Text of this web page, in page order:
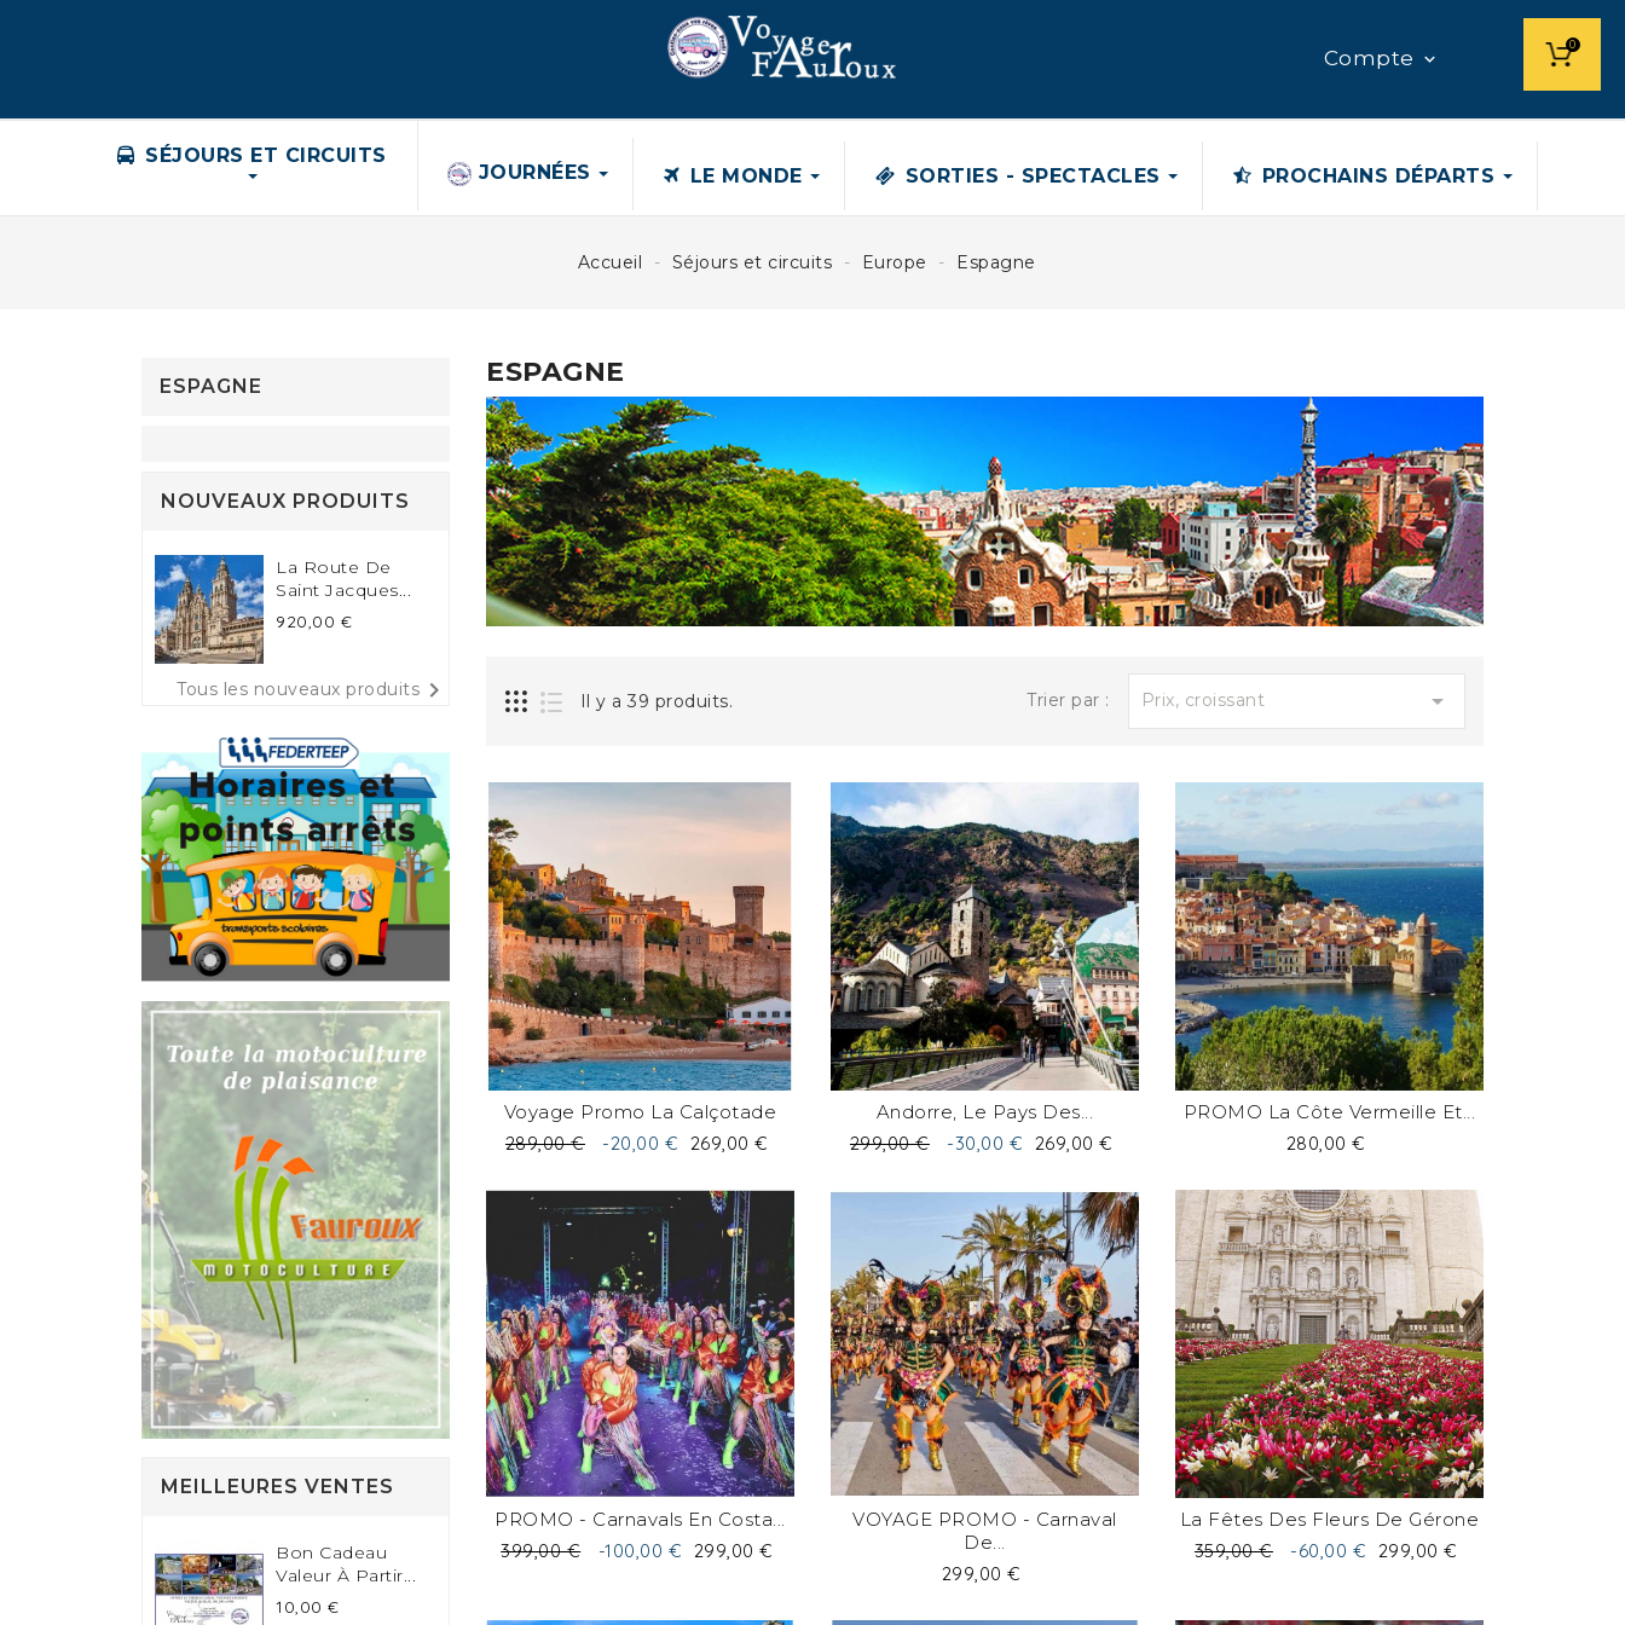
Compte 
0
SÉJOURS ET CIRCUITS
430,00 € 580,00 €
SÉJOUR EN MARTINIQUE
Séjour hôtel bambou*** 8 jours...
1 690,00 €
Le Pic du Midi et le Château de...
899,00 €
AUVERGNE, UN PATRIMOINE
NATURE
Les Volcans d'Auvergne, Le Puy...
690,00 €
JOURNÉES LE MONDE SORTIES - SPECTACLES PROCHAINS DÉPARTS
Accueil Séjours et circuits Europe Espagne
ESPAGNE
NOUVEAUX PRODUITS
La Route De
Saint Jacques...
Prix
920,00 €
Tous les nouveaux produits 
MEILLEURES VENTES
Bon Cadeau
Valeur À Partir...
Prix
10,00 €
ESPAGNE
Il y a 39 produits. Trier par : Prix, croissant 
Voyage Promo La Calçotade
Prix
289,00 € -20,00 € Prix
269,00 €
Andorre, Le Pays Des...
Prix
299,00 € -30,00 € Prix
269,00 €
PROMO La Côte Vermeille Et...
Prix
280,00 €
PROMO - Carnavals En Costa...
Prix
399,00 € -100,00 € Prix
299,00 €
VOYAGE PROMO - Carnaval
De...
Prix
299,00 €
La Fêtes Des Fleurs De Gérone
Prix
359,00 € -60,00 € Prix
299,00 €